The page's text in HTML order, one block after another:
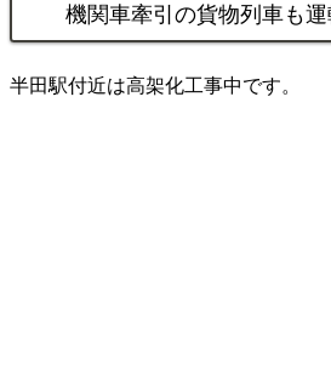
機関車牽引の貨物列車も運
半田駅付近は高架化工事中です。